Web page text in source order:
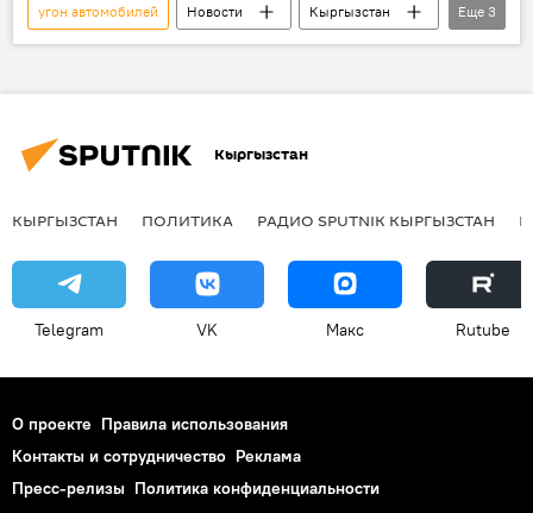
угон автомобилей Новости
Кыргызстан
Происшествия
Бишкек
Еще 3
Кыргызстан
КЫРГЫЗСТАН ПОЛИТИКА РАДИО SPUTNIK КЫРГЫЗСТАН
Telegram VK Макс Rutube
О проекте Правила использования
Контакты и сотрудничество Реклама
Пресс-релизы Политика конфиденциальности